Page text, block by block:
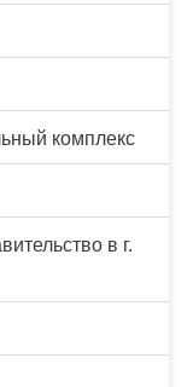
комплекс
в г.